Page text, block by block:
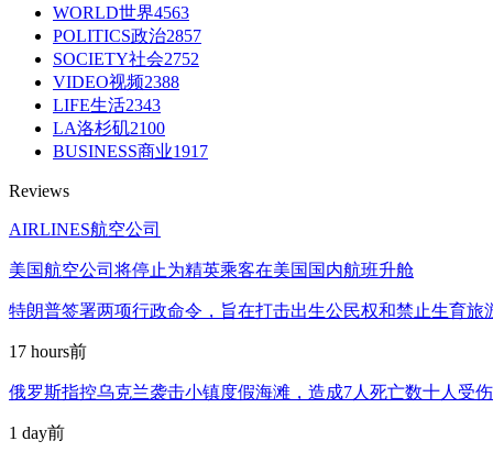
WORLD世界4563
POLITICS政治2857
SOCIETY社会2752
VIDEO视频2388
LIFE生活2343
LA洛杉矶2100
BUSINESS商业1917
Reviews
AIRLINES航空公司
美国航空公司将停止为精英乘客在美国国内航班升舱
特朗普签署两项行政命令，旨在打击出生公民权和禁止生育旅
17 hours前
俄罗斯指控乌克兰袭击小镇度假海滩，造成7人死亡数十人受伤
1 day前